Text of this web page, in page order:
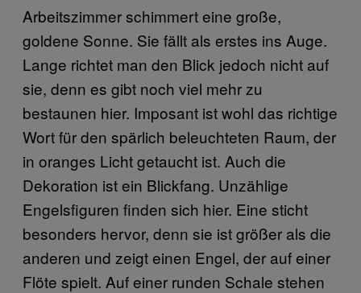
Arbeitszimmer schimmert eine große,
goldene Sonne. Sie fällt als erstes ins Auge.
Lange richtet man den Blick jedoch nicht auf
sie, denn es gibt noch viel mehr zu
bestaunen hier. Imposant ist wohl das richtige
Wort für den spärlich beleuchteten Raum, der
in oranges Licht getaucht ist. Auch die
Dekoration ist ein Blickfang. Unzählige
Engelsfiguren finden sich hier. Eine sticht
besonders hervor, denn sie ist größer als die
anderen und zeigt einen Engel, der auf einer
Flöte spielt. Auf einer runden Schale stehen